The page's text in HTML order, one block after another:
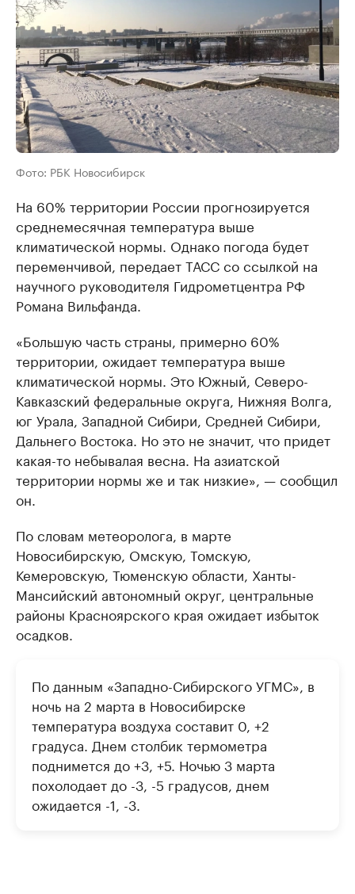
Фото: РБК Новосибирск
На 60% территории России прогнозируется
среднемесячная температура выше
климатической нормы. Однако погода будет
переменчивой, передает ТАСС со ссылкой на
научного руководителя Гидрометцентра РФ
Романа Вильфанда.
«Большую часть страны, примерно 60%
территории, ожидает температура выше
климатической нормы. Это Южный, Северо-
Кавказский федеральные округа, Нижняя Волга,
юг Урала, Западной Сибири, Средней Сибири,
Дальнего Востока. Но это не значит, что придет
какая-то небывалая весна. На азиатской
территории нормы же и так низкие», — сообщил
он.
По словам метеоролога, в марте
Новосибирскую, Омскую, Томскую,
Кемеровскую, Тюменскую области, Ханты-
Мансийский автономный округ, центральные
районы Красноярского края ожидает избыток
осадков.
По данным «Западно-Сибирского УГМС», в
ночь на 2 марта в Новосибирске
температура воздуха составит 0, +2
градуса. Днем столбик термометра
поднимется до +3, +5. Ночью 3 марта
похолодает до -3, -5 градусов, днем
ожидается -1, -3.